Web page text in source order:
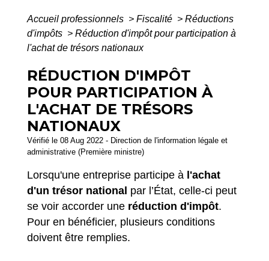
Accueil professionnels > Fiscalité > Réductions
d'impôts > Réduction d'impôt pour participation à
l'achat de trésors nationaux
RÉDUCTION D'IMPÔT
POUR PARTICIPATION À
L'ACHAT DE TRÉSORS
NATIONAUX
Vérifié le 08 Aug 2022 - Direction de l'information légale et
administrative (Première ministre)
Lorsqu'une entreprise participe à l'achat
d'un trésor national par l’État, celle-ci peut
se voir accorder une réduction d'impôt.
Pour en bénéficier, plusieurs conditions
doivent être remplies.